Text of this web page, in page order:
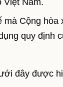
Việt Nam.
Cộng hòa
quy định
đây được